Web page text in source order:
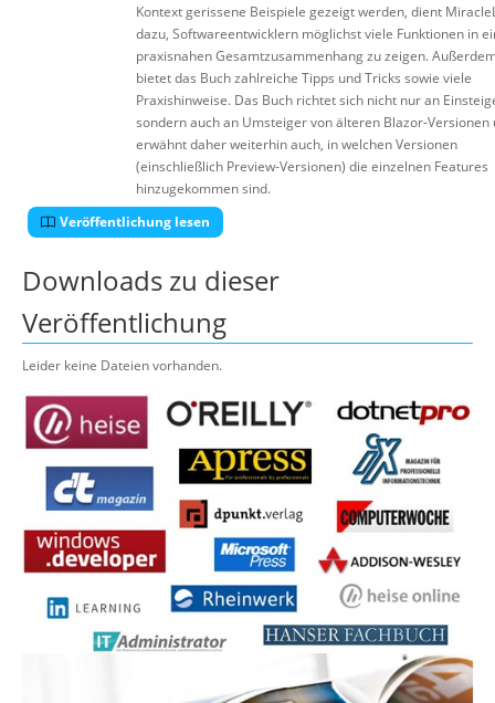
Kontext gerissene Beispiele gezeigt werden, dient
dazu, Softwareentwicklern möglichst viele Funktionen in
praxisnahen Gesamtzusammenhang zu zeigen.
bietet das Buch zahlreiche Tipps und Tricks sowie viele
Praxishinweise. Das Buch richtet sich nicht nur an
sondern auch an Umsteiger von älteren Blazor-Versionen
erwähnt daher weiterhin auch, in welchen Versionen
(einschließlich Preview-Versionen) die einzelnen Features
hinzugekommen sind.
Veröffentlichung lesen
Downloads zu dieser
Veröffentlichung
Leider keine Dateien vorhanden.